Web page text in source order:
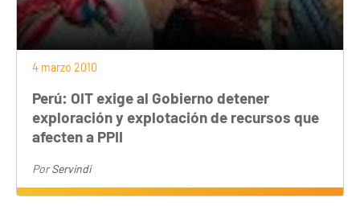
4 marzo 2010
Perú: OIT exige al Gobierno detener
exploración y explotación de recursos que
afecten a PPII
PorServindi